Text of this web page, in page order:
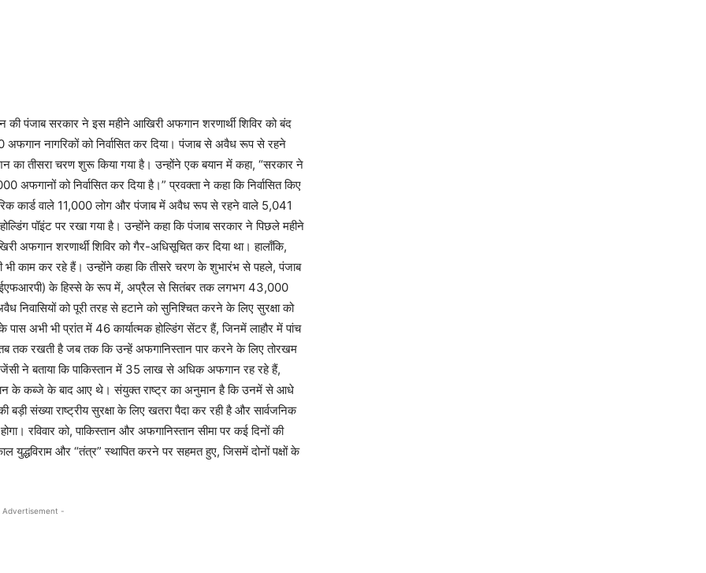
की पंजाब सरकार ने इस महीने आखिरी अफगान शरणार्थी शिविर को बंद
नागरिकों को निर्वासित कर दिया। पंजाब से अवैध रूप से रहने
का तीसरा चरण शुरू किया गया है। उन्होंने एक बयान में कहा, “सरकार ने
को निर्वासित कर दिया है।” प्रवक्ता ने कहा कि निर्वासित किए
कार्ड वाले 11,000 लोग और पंजाब में अवैध रूप से रहने वाले 5,041
पॉइंट पर रखा गया है। उन्होंने कहा कि पंजाब सरकार ने पिछले महीने
अफगान शरणार्थी शिविर को गैर-अधिसूचित कर दिया था। हालाँकि,
काम कर रहे हैं। उन्होंने कहा कि तीसरे चरण के शुभारंभ से पहले, पंजाब
(आईएफआरपी) के हिस्से के रूप में, अप्रैल से सितंबर तक लगभग 43,000
निवासियों को पूरी तरह से हटाने को सुनिश्चित करने के लिए सुरक्षा को
अभी भी प्रांत में 46 कार्यात्मक होल्डिंग सेंटर हैं, जिनमें लाहौर में पांच
तक रखती है जब तक कि उन्हें अफगानिस्तान पार करने के लिए तोरखम
ने बताया कि पाकिस्तान में 35 लाख से अधिक अफगान रह रहे हैं,
के कब्जे के बाद आए थे। संयुक्त राष्ट्र का अनुमान है कि उनमें से आधे
बड़ी संख्या राष्ट्रीय सुरक्षा के लिए खतरा पैदा कर रही है और सार्वजनिक
रविवार को, पाकिस्तान और अफगानिस्तान सीमा पर कई दिनों की
युद्धविराम और “तंत्र” स्थापित करने पर सहमत हुए, जिसमें दोनों पक्षों के
-